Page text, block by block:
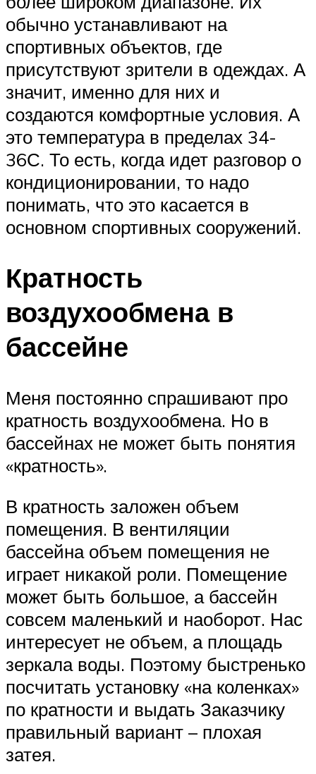
обычно устанавливают на
спортивных объектов, где
присутствуют зрители в одеждах. А
значит, именно для них и
создаются комфортные условия. А
это температура в пределах 34-
36С. То есть, когда идет разговор о
кондиционировании, то надо
понимать, что это касается в
основном спортивных сооружений.
Кратность
воздухообмена в
бассейне
Меня постоянно спрашивают про
кратность воздухообмена. Но в
бассейнах не может быть понятия
«кратность».
В кратность заложен объем
помещения. В вентиляции
бассейна объем помещения не
играет никакой роли. Помещение
может быть большое, а бассейн
совсем маленький и наоборот. Нас
интересует не объем, а площадь
зеркала воды. Поэтому быстренько
посчитать установку «на коленках»
по кратности и выдать Заказчику
правильный вариант – плохая
затея.